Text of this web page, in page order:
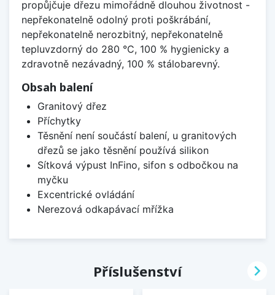
propůjčuje dřezu mimořádně dlouhou životnost -
nepřekonatelně odolný proti poškrábání,
nepřekonatelně nerozbitný, nepřekonatelně
tepluvzdorný do 280 °C, 100 % hygienicky a
zdravotně nezávadný, 100 % stálobarevný.
Obsah balení
Granitový dřez
Příchytky
Těsnění není součástí balení, u granitových
dřezů se jako těsnění používá silikon
Sítková výpust InFino, sifon s odbočkou na
myčku
Excentrické ovládání
Nerezová odkapávací mřížka
Příslušenství 